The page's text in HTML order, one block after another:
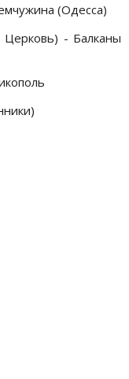
(Одесса)
- Балканы